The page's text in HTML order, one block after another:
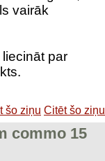
vairāk
par
šo ziņu Citēt šo ziņu
commo 15